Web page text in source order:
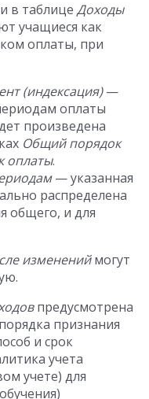
в таблице Доходы
учащиеся как
оплаты, при
(индексация)—
оплаты
произведена
Общий порядок
оплаты.
— указанная
распределена
общего, и для
изменениймогут
предусмотрена
признания
и срок
учета
учете) для